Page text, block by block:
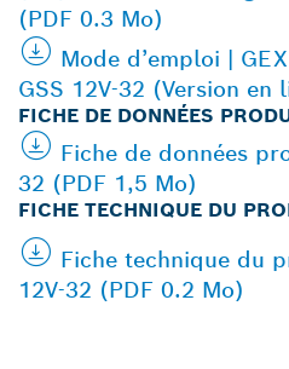
(PDF 0.3 Mo)
Mode d’emploi |
GSS 12V-32 (Version en
FICHE DE DONNÉES
Fiche de données
32 (PDF 1,5 Mo)
FICHE TECHNIQUE DU
Fiche technique du
12V-32 (PDF 0.2 Mo)